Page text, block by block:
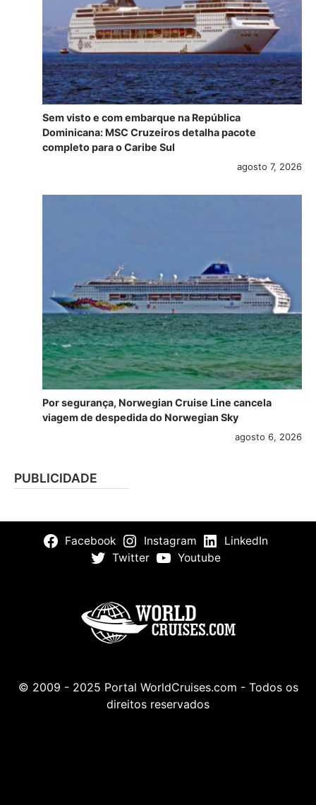
Sem visto e com embarque na República
Dominicana: MSC Cruzeiros detalha pacote
completo para o Caribe Sul
agosto 7, 2026
Por segurança, Norwegian Cruise Line cancela
viagem de despedida do Norwegian Sky
agosto 6, 2026
PUBLICIDADE
Facebook Instagram
LinkedIn
Twitter
Youtube
© 2009 - 2025 Portal WorldCruises.com - Todos os
direitos reservados